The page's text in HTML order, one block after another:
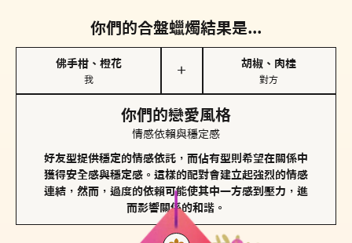
你們的合盤蠟燭結果是...
佛手柑、橙花
我
＋
胡椒、肉桂
對方
你們的戀愛風格
情感依賴與穩定感
好友型提供穩定的情感依託，而佔有型則希望在關係中
獲得安全感與穩定感。這樣的配對會建立起強烈的情感
連結，然而，過度的依賴可能使其中一方感到壓力，進
而影響關係的和諧。